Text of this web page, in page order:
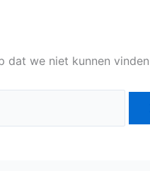
dat we niet kunnen